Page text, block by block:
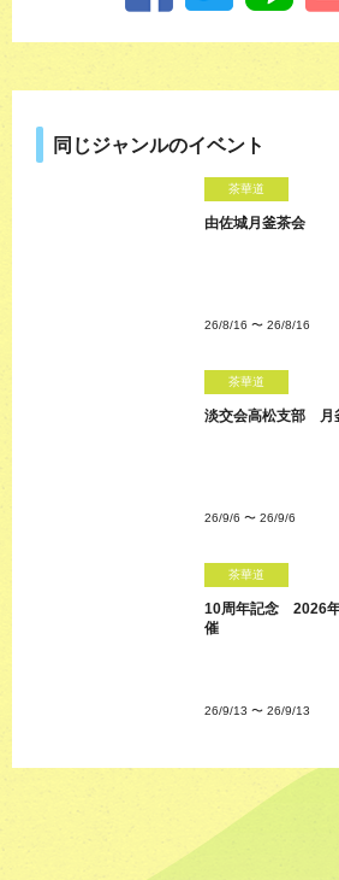
同じジャンルのイベント
茶華道
由佐城月釜茶会
26/8/16 〜 26/8/16
茶華道
淡交会高松支部 月
26/9/6 〜 26/9/6
茶華道
10周年記念 2026
催
26/9/13 〜 26/9/13